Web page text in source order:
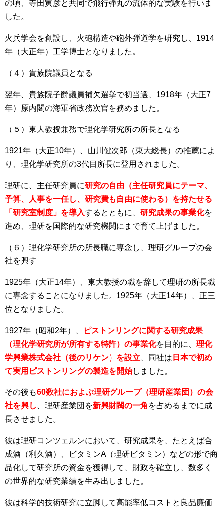
の頃、寺田寅彦と共同で飛行弾丸の流体的な実験を行いま
した。
火兵学会を創設し、火砲構造や砲外弾道学を研究し、1914
年（大正年）工学博士となりました。
（４）貴族院議員となる
翌年、貴族院子爵議員補欠選挙で初当選、1918年（大正7
年）原内閣の海軍省政務次官を務めました。
（５）東大教授兼務で理化学研究所の所長となる
1921年（大正10年）、山川健次郎（東大総長）の推薦によ
り、理化学研究所の3代目所長に登用されました。
理研に、主任研究員に研究の自由（主任研究員にテーマ、
予算、人事を一任し、研究費も自由に使わる）を持たせる
「研究室制度」を導入するとともに、 研究成果の事業化を
進め、理研を国際的な研究機関にまで育て上げました。
（６）理化学研究所の所長職に専念し、理研グループの会
社を興す
1925年（大正14年）、東大教授の職を辞して理研の所長職
に専念することになりました。1925年（大正14年）、正三
位となりました。
1927年（昭和2年）、
ピストンリングに関する研究成果
（理化学研究所が所有する特許）の事業化を目的に、 理化
学興業株式会社（後のリケン）を設立 、同社は 日本で初め
て実用ピストンリングの製造を開始しました。
その後も60数社におよぶ理研グループ（理研産業団）の会
社を興し
、理研産業団を新興財閥の一角 を占めるまでに成
長させました。
彼は理研コンツェルンにおいて、研究成果を、たとえば合
成酒（利久酒）、ビタミンA（理研ビタミン）などの形で商
品化して研究所の資金を獲得して、財政を確立し、数多く
の世界的な研究業績を生み出しました。
彼は科学的技術研究に立脚して高能率低コストと良品廉価